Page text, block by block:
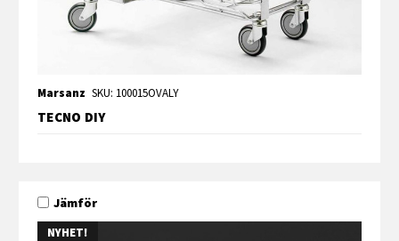
Marsanz SKU: 100015OVALY
TECNO DIY
NYHET!
Jämför